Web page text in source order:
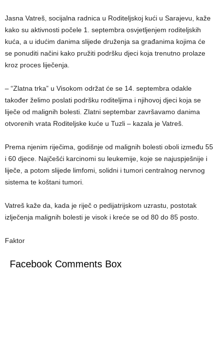
Jasna Vatreš, socijalna radnica u Roditeljskoj kući u Sarajevu, kaže
kako su aktivnosti počele 1. septembra osvjetljenjem roditeljskih
kuća, a u idućim danima slijede druženja sa građanima kojima će
se ponuditi načini kako pružiti podršku djeci koja trenutno prolaze
kroz proces liječenja.
– “Zlatna trka” u Visokom održat će se 14. septembra odakle
također želimo poslati podršku roditeljima i njihovoj djeci koja se
liječe od malignih bolesti. Zlatni septembar završavamo danima
otvorenih vrata Roditeljske kuće u Tuzli – kazala je Vatreš.
Prema njenim riječima, godišnje od malignih bolesti oboli između 55
i 60 djece. Najčešći karcinomi su leukemije, koje se najuspješnije i
liječe, a potom slijede limfomi, solidni i tumori centralnog nervnog
sistema te koštani tumori.
Vatreš kaže da, kada je riječ o pedijatrijskom uzrastu, postotak
izlječenja malignih bolesti je visok i kreće se od 80 do 85 posto.
Faktor
Facebook Comments Box